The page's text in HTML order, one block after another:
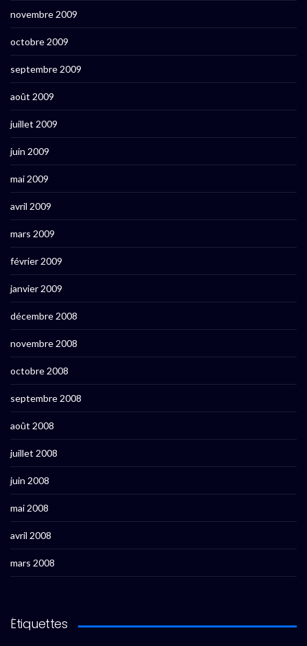
novembre 2009
octobre 2009
septembre 2009
août 2009
juillet 2009
juin 2009
mai 2009
avril 2009
mars 2009
février 2009
janvier 2009
décembre 2008
novembre 2008
octobre 2008
septembre 2008
août 2008
juillet 2008
juin 2008
mai 2008
avril 2008
mars 2008
Étiquettes